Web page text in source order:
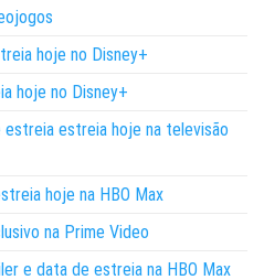
hoje no Disney+
hoje no Disney+
estreia hoje na televisão
hoje na HBO Max
na Prime Video
e data de estreia na HBO Max